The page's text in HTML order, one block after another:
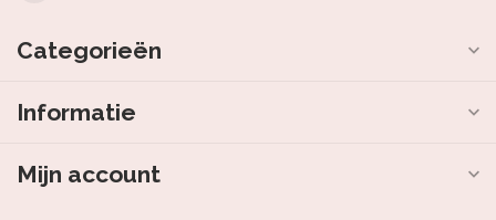
Categorieën
Informatie
Mijn account